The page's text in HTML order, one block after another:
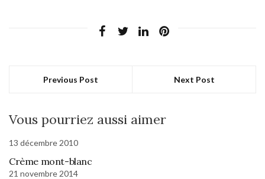
Previous Post Next Post
Vous pourriez aussi aimer
13 décembre 2010
Crème mont-blanc
21 novembre 2014